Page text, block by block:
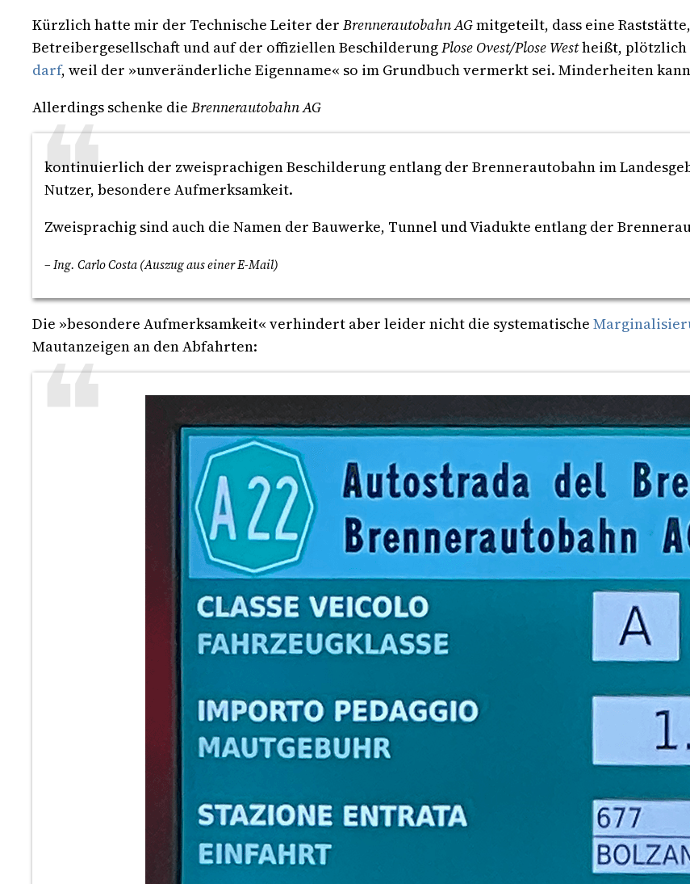
Kürzlich hatte mir der Technische Leiter der Brennerautobahn AGmitgeteilt, dass eine
Betreibergesellschaft und auf der offiziellen BeschilderungPlose Ovest/Plose Westheißt, plötzlich
darf, weil der »unveränderliche Eigenname« so im Grundbuch vermerkt sei. Minderheiten
Allerdings schenke die Brennerautobahn AG
kontinuierlich der zweisprachigen Beschilderung entlang der Brennerautobahn im
Nutzer, besondere Aufmerksamkeit.
Zweisprachig sind auch die Namen der Bauwerke, Tunnel und Viadukte entlang der
– Ing. Carlo Costa (Auszug aus einer E-Mail)
Die »besondere Aufmerksamkeit« verhindert aber leider nicht die systematische
Mautanzeigen an den Abfahrten: